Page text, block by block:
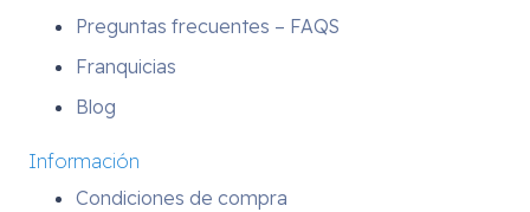
Preguntas frecuentes – FAQS
Franquicias
Blog
Información
Condiciones de compra